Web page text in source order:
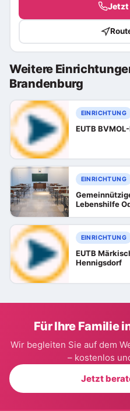
Jetzt
Weitere
Brandenburg
EINRICHTUNG
EUTB
EINRICHTUNG
Lebenshilfe
EINRICHTUNG
EUTB
Hennigsdorf
Für Ihre Familie
Wir begleiten Sie auf dem
– kostenlos
Jetzt